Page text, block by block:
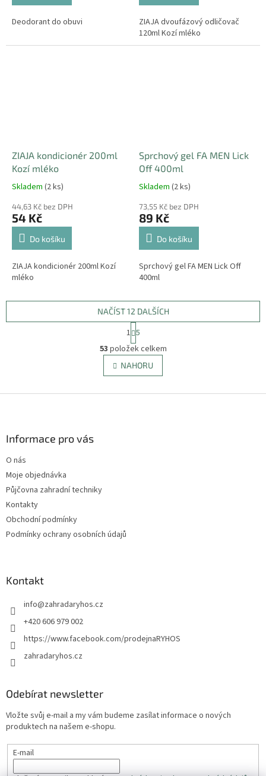
Deodorant do obuvi
ZIAJA dvoufázový odličovač
120ml Kozí mléko
ZIAJA kondicionér 200ml
Kozí mléko
Skladem (2 ks)
44,63 Kč bez DPH
54 Kč
Do košíku
ZIAJA kondicionér 200ml Kozí
mléko
Sprchový gel FA MEN Lick
Off 400ml
Skladem (2 ks)
73,55 Kč bez DPH
89 Kč
Do košíku
Sprchový gel FA MEN Lick Off
400ml
O
v
l
á
NAČÍST 12 DALŠÍCH
t
r
á
n
k
v
1 5
53 položek celkem
NAHORU
Informace pro vás
O nás
Moje objednávka
Půjčovna zahradní techniky
Kontakty
Obchodní podmínky
Podmínky ochrany osobních údajů
Kontakt
info@zahradaryhos.cz
+420 606 979 002
https://www.facebook.com/prodejnaRYHOS
zahradaryhos.cz
Odebírat newsletter
Vložte svůj e-mail a my vám budeme zasílat informace o nových
produktech na našem e-shopu.
E-mail